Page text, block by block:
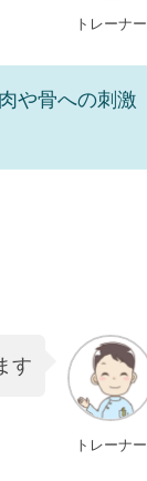
トレーナー
や骨への刺激
トレーナー
す